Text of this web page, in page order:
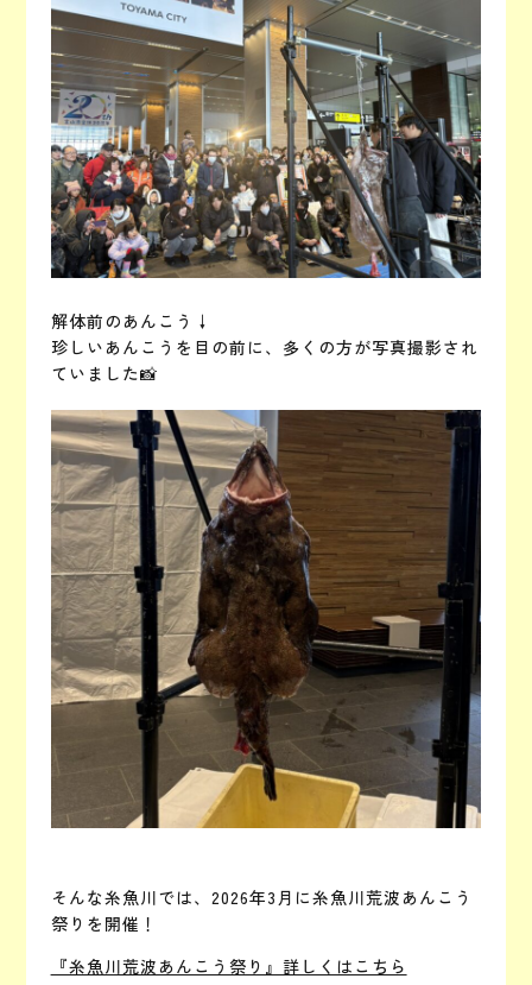
解体前のあんこう↓
珍しいあんこうを目の前に、多くの方が写真撮影され
ていました📸
そんな糸魚川では、2026年3月に糸魚川荒波あんこう
祭りを開催！
『糸魚川荒波あんこう祭り』詳しくはこちら